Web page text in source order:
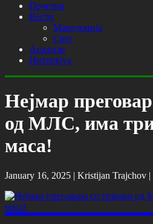
Почетна
Вести
Македонија
Свет
Анализи
Интервјуа
Нејмар
од МЛС, има
маса!
January 16, 2025 | Kristijan Trajchov |